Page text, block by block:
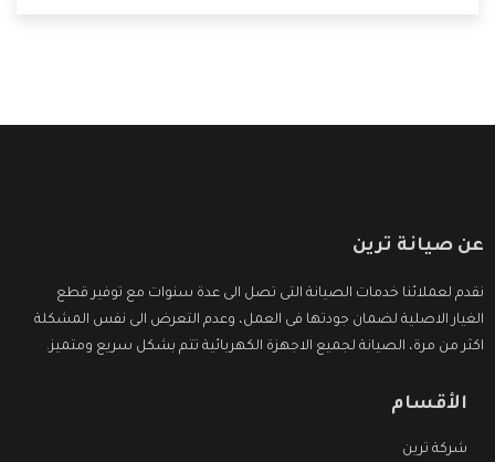
عن صيانة ترين
نقدم لعملائنا خدمات الصيانة التى تصل الى عدة سنوات مع توفير قطع
الغيار الاصلية لضمان جودتها فى العمل، وعدم التعرض الى نفس المشكلة
اكثر من مرة، الصيانة لجميع الاجهزة الكهربائية تتم بشكل سريع ومتميز.
الأقسام
شركة ترين